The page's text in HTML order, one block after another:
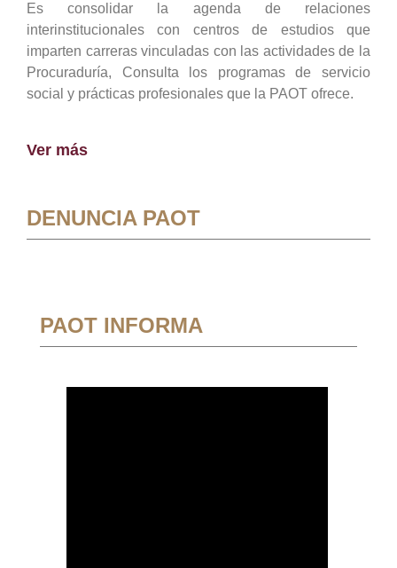
Es consolidar la agenda de relaciones
interinstitucionales con centros de estudios que
imparten carreras vinculadas con las actividades de la
Procuraduría, Consulta los programas de servicio
social y prácticas profesionales que la PAOT ofrece.
Ver más
DENUNCIA PAOT
PAOT INFORMA